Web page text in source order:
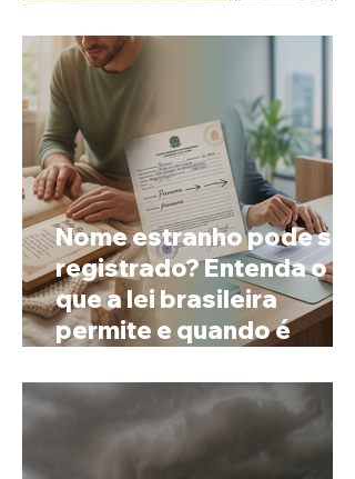
Nome estranho pode ser
registrado? Entenda o
que a lei brasileira
permite e quando é
prenome